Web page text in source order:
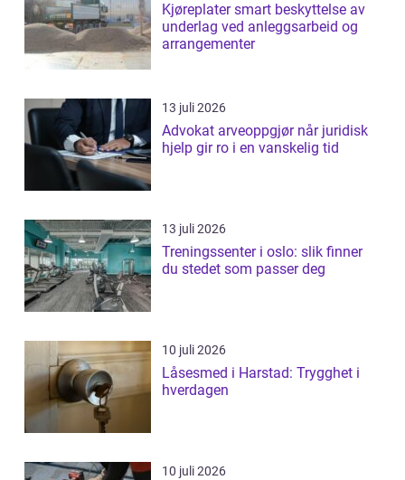
Kjøreplater smart beskyttelse av
underlag ved anleggsarbeid og
arrangementer
13 juli 2026
Advokat arveoppgjør når juridisk
hjelp gir ro i en vanskelig tid
13 juli 2026
Treningssenter i oslo: slik finner
du stedet som passer deg
10 juli 2026
Låsesmed i Harstad: Trygghet i
hverdagen
10 juli 2026